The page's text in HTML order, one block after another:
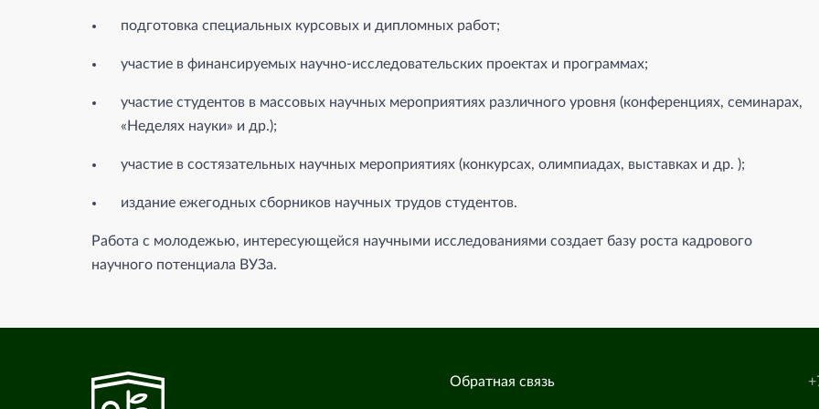
подготовка специальных курсовых и дипломных работ;
участие в финансируемых научно-исследовательских проектах и программах;
участие студентов в массовых научных мероприятиях различного уровня (конференциях, семинарах,
«Неделях науки» и др.);
участие в состязательных научных мероприятиях (конкурсах, олимпиадах, выставках и др. );
издание ежегодных сборников научных трудов студентов.
Работа с молодежью, интересующейся научными исследованиями создает базу роста кадрового
научного потенциала ВУЗа.
Обратная связь